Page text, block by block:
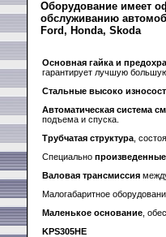
Оборудование имеет
обслуживанию
Ford, Honda, Skoda
Основная гайка и
гарантирует лучшую
Стальные высоко
Автоматическая система
подъема и спуска.
Трубчатая структура ,
Специально
Валовая трансмиссия
Малогабаритное
Маленькое основание ,
KPS305HE